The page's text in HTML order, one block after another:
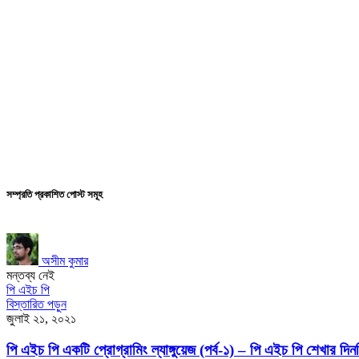
সম্প্রতি প্রকাশিত পোস্ট সমূহ
অসীম কুমার
মন্তব্য নেই
পি এইচ পি
বিস্তারিত পড়ুন
জুলাই ২১, ২০২১
পি এইচ পি একটি প্রোগ্রামিং ল্যাঙ্গুয়েজ (পর্ব-১) – পি এইচ পি শেখার